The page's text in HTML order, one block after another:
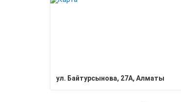
ул. Байтурсынова, 27А, Алматы